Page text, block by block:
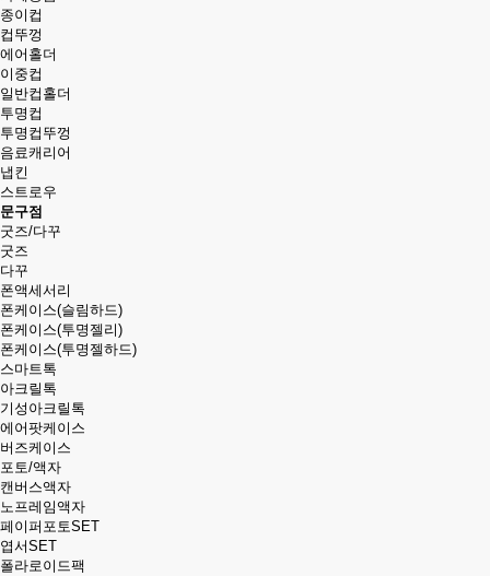
종이컵
컵뚜껑
에어홀더
이중컵
일반컵홀더
투명컵
투명컵뚜껑
음료캐리어
냅킨
스트로우
문구점
굿즈/다꾸
굿즈
다꾸
폰액세서리
폰케이스(슬림하드)
폰케이스(투명젤리)
폰케이스(투명젤하드)
스마트톡
아크릴톡
기성아크릴톡
에어팟케이스
버즈케이스
포토/액자
캔버스액자
노프레임액자
페이퍼포토SET
엽서SET
폴라로이드팩